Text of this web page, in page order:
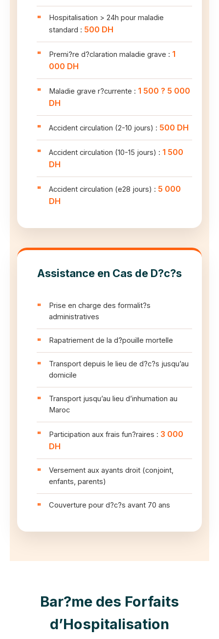
Hospitalisation > 24h pour maladie
standard : 500 DH
Premi?re d?claration maladie grave : 1
000 DH
Maladie grave r?currente : 1 500 ? 5 000
DH
Accident circulation (2-10 jours) : 500 DH
Accident circulation (10-15 jours) : 1 500
DH
Accident circulation (e28 jours) : 5 000
DH
Assistance en Cas de D?c?s
Prise en charge des formalit?s
administratives
Rapatriement de la d?pouille mortelle
Transport depuis le lieu de d?c?s jusqu’au
domicile
Transport jusqu’au lieu d’inhumation au
Maroc
Participation aux frais fun?raires : 3 000
DH
Versement aux ayants droit (conjoint,
enfants, parents)
Couverture pour d?c?s avant 70 ans
Bar?me des Forfaits
d’Hospitalisation